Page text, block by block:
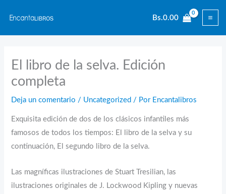
contenido
Bs.0.00
El libro de la selva. Edición
completa
Deja un comentario / Uncategorized / Por Encantalibros
Exquisita edición de dos de los clásicos infantiles más
famosos de todos los tiempos: El libro de la selva y su
continuación, El segundo libro de la selva.
Las magníficas ilustraciones de Stuart Tresilian, las
ilustraciones originales de J. Lockwood Kipling y nuevas